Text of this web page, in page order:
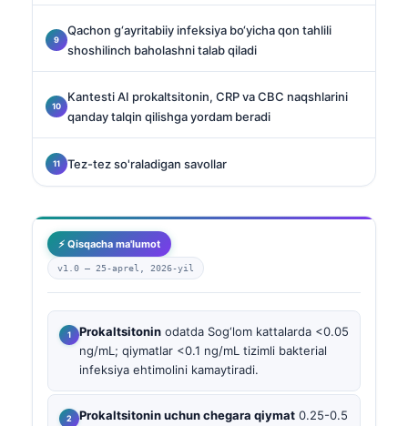
Qachon g‘ayritabiiy infeksiya bo‘yicha qon tahlili
shoshilinch baholashni talab qiladi
Kantesti AI prokaltsitonin, CRP va CBC naqshlarini
qanday talqin qilishga yordam beradi
Tez-tez so'raladigan savollar
⚡ Qisqacha ma'lumot
v1.0 — 25-aprel, 2026-yil
Prokaltsitonin odatda Sog‘lom kattalarda <0.05
ng/mL; qiymatlar <0.1 ng/mL tizimli bakterial
infeksiya ehtimolini kamaytiradi.
Prokaltsitonin uchun chegara qiymat 0.25-0.5